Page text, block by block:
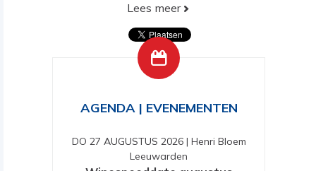
AANBOD!
Lees meer
AGENDA | EVENEMENTEN
DO 27 AUGUSTUS 2026| Henri Bloem
Leeuwarden